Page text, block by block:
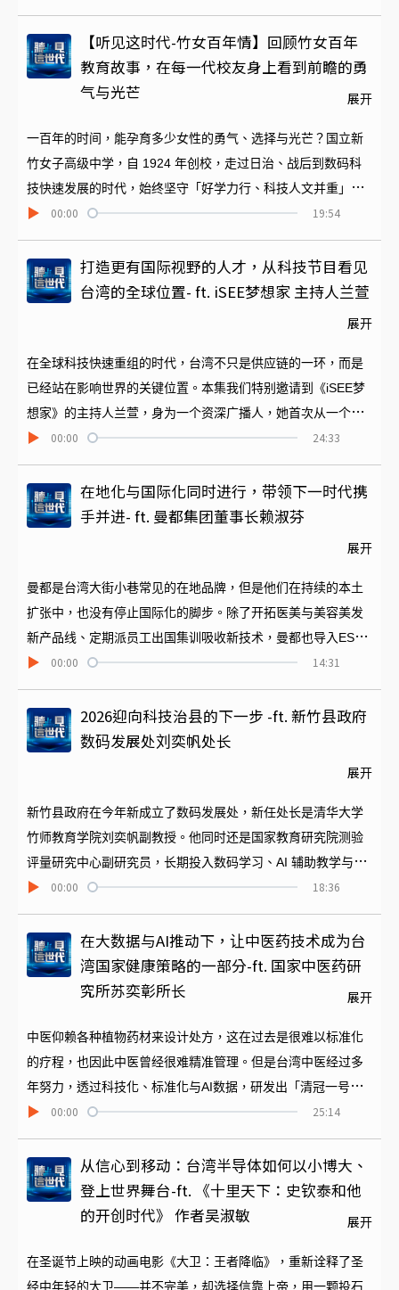
彼此扶持的平台，锺千惠用温柔而坚定的方式，回应时代对女
性的多重期待。这不只是一段个人的成功故事，更是一场关于
女力如何在时代变迁中累积、传承与扩散的对话。
【听见这时代-竹女百年情】回顾竹女百年
教育故事，在每一代校友身上看到前瞻的勇
气与光芒
展开
一百年的时间，能孕育多少女性的勇气、选择与光芒？国立新
竹女子高级中学，自 1924 年创校，走过日治、战后到数码科
技快速发展的时代，始终坚守「好学力行、科技人文并重」的
校风，成为无数女性生命中的重要起点。本专题的第一集，我
们特别邀请新竹女中校长林桂凤，以及长年站在教育现场的林
桂玲老师、何志宏老师，一起回顾竹女百年的教育故事。透过
他们的努力，不仅找到了日治时期第一任校长的后人与珍贵照
下来每一集要与大家分享的好听故事。
00:00 19:54
打造更有国际视野的人才，从科技节目看见
台湾的全球位置- ft. iSEE梦想家 主持人兰萱
展开
在全球科技快速重组的时代，台湾不只是供应链的一环，而是
已经站在影响世界的关键位置。本集我们特别邀请到《iSEE梦
想家》的主持人兰萱，身为一个资深广播人，她首次从一个
「科技节目」的视角，看见世界正在发生什麽样的改变？台湾
的人才又如何被世界发现？以及科技如何启发这个时代新的视
野与思维。她的《iSEE梦想家》节目，也带领大家超越冷冰冰
的技术，看见科技如何成为世界与人才的关键选择。收听更多
00:00 24:33
在地化与国际化同时进行，带领下一时代携
手并进- ft. 曼都集团董事长赖淑芬
展开
曼都是台湾大街小巷常见的在地品牌，但是他们在持续的本土
扩张中，也没有停止国际化的脚步。除了开拓医美与美容美发
新产品线、定期派员工出国集训吸收新技术，曼都也导入ESG
与企业社会责任等国际最新的经营管理概念，让员工参与各种
社会回馈活动，提升同仁向心力。也因此在许多曼都的分店，
如今都由母女档或父子档共同经营，显见在公司内部也持续完
成时代传承。本集再度为您邀请到曼都集团董事长赖淑芬，她
00:00 14:31
2026迎向科技治县的下一步 -ft. 新竹县政府
数码发展处刘奕帆处长
展开
新竹县政府在今年新成立了数码发展处，新任处长是清华大学
竹师教育学院刘奕帆副教授。他同时还是国家教育研究院测验
评量研究中心副研究员，长期投入数码学习、AI 辅助教学与大
型系统规划研究，近年更专注于 AI 辅助学习与实务落地。本集
我们要请刘处长一起谈谈，如何善用 AI 与大数据，协助县长在
新的一年擘划施政计划。处长在访问中提到「城市守护之
眼」、AI管家、防诈以及长照，都可以透过数码治理，让新竹
县民生活更便利，更能成功实现科技治县。在新的一年，让我
连结时代、接轨世界。
00:00 18:36
在大数据与AI推动下，让中医药技术成为台
湾国家健康策略的一部分-ft. 国家中医药研
究所苏奕彰所长
展开
中医仰赖各种植物药材来设计处方，这在过去是很难以标准化
的疗程，也因此中医曾经很难精准管理。但是台湾中医经过多
年努力，透过科技化、标准化与AI数据，研发出「清冠一号」
「清冠二号」这样的有效处方。甚至透过外交支持全球疫情，
证明台湾中药的疗效远胜当时的各种西药，并打响了「Taiwan
Can Help」之名。如今国家中医药研究所正积极引进各种高科
技技术与国际视野，重新定义未来健康趋势。本集为您邀请到
苏奕彰所长，请他来分享这一段研发之旅，也期待台湾在2026
制作｜陈冬菱、温雅芳
00:00 25:14
从信心到移动：台湾半导体如何以小博大、
登上世界舞台-ft. 《十里天下：史钦泰和他
的开创时代》 作者吴淑敏
展开
在圣诞节上映的动画电影《大卫：王者降临》，重新诠释了圣
经中年轻的大卫——并不完美，却选择信靠上帝，用一颗投石